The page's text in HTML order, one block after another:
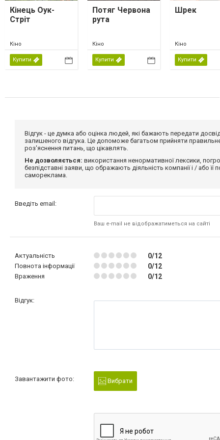
Кінець Оук-
Стріт
Кіно
Купити
Потяг Червона
рута
Кіно
Купити
Шрек
Кіно
Купити
Відгук - це думка або оцінка людей, які бажають передати
залишеного відгука. Це допоможе багатьом прийняти
роз'яснення питань, що цікавлять.
Не дозволяється: використання ненормативної лексики,
безпідставні заяви, що ображають діяльність компанії і / або
самореклама.
Введіть email:
Ваш e-mail не відображатиметься на сайті
Актуальність 0/12
Повнота інформації 0/12
Враження 0/12
Відгук:
Завантажити фото: Вибрати